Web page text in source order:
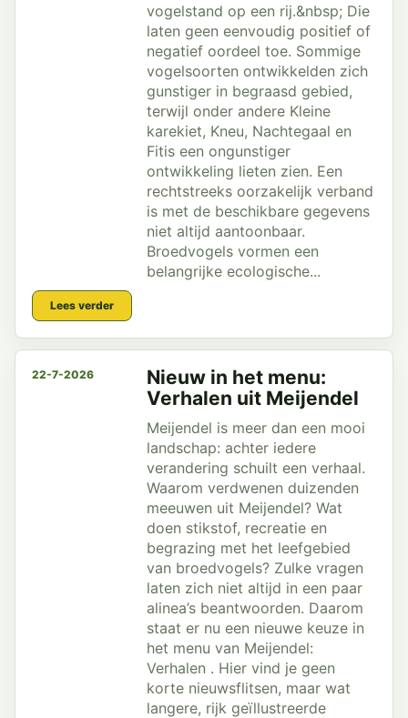
vogelstand op een rij.&nbsp; Die
laten geen eenvoudig positief of
negatief oordeel toe. Sommige
vogelsoorten ontwikkelden zich
gunstiger in begraasd gebied,
terwijl onder andere Kleine
karekiet, Kneu, Nachtegaal en
Fitis een ongunstiger
ontwikkeling lieten zien. Een
rechtstreeks oorzakelijk verband
is met de beschikbare gegevens
niet altijd aantoonbaar.
Broedvogels vormen een
belangrijke ecologische...
Lees verder
22-7-2026
Nieuw in het menu:
Verhalen uit Meijendel
Meijendel is meer dan een mooi
landschap: achter iedere
verandering schuilt een verhaal.
Waarom verdwenen duizenden
meeuwen uit Meijendel? Wat
doen stikstof, recreatie en
begrazing met het leefgebied
van broedvogels? Zulke vragen
laten zich niet altijd in een paar
alinea’s beantwoorden. Daarom
staat er nu een nieuwe keuze in
het menu van Meijendel:
Verhalen . Hier vind je geen
korte nieuwsflitsen, maar wat
langere, rijk geïllustreerde